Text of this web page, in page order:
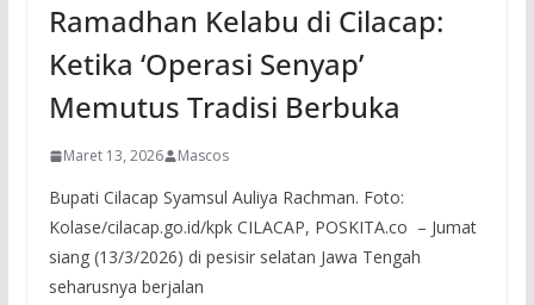
Ramadhan Kelabu di Cilacap:
Ketika ‘Operasi Senyap’
Memutus Tradisi Berbuka
Maret 13, 2026 Mascos
Bupati Cilacap Syamsul Auliya Rachman. Foto:
Kolase/cilacap.go.id/kpk CILACAP, POSKITA.co – Jumat
siang (13/3/2026) di pesisir selatan Jawa Tengah
seharusnya berjalan